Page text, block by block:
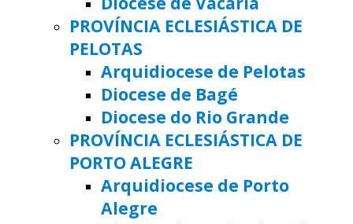
PROVÍNCIA ECLESIÁSTICA DE
PELOTAS
Arquidiocese de Pelotas
Diocese de Bagé
Diocese do Rio Grande
PROVÍNCIA ECLESIÁSTICA DE
PORTO ALEGRE
Arquidiocese de Porto
Alegre